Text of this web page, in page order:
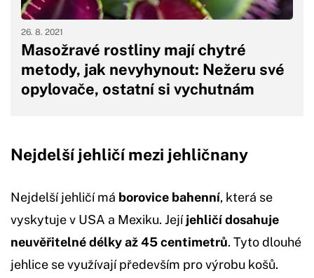
Masožravé rostliny mají chytré
metody, jak nevyhynout: Nežeru své
opylovače, ostatní si vychutnám
26. 8. 2021
Nejdelší jehličí mezi jehličnany
Nejdelší jehličí má borovice bahenní, která se
vyskytuje v USA a Mexiku. Jejíjehličí dosahuje
neuvěřitelné délky až 45 centimetrů. Tyto dlouhé
jehlice se využívají především pro výrobu košů.